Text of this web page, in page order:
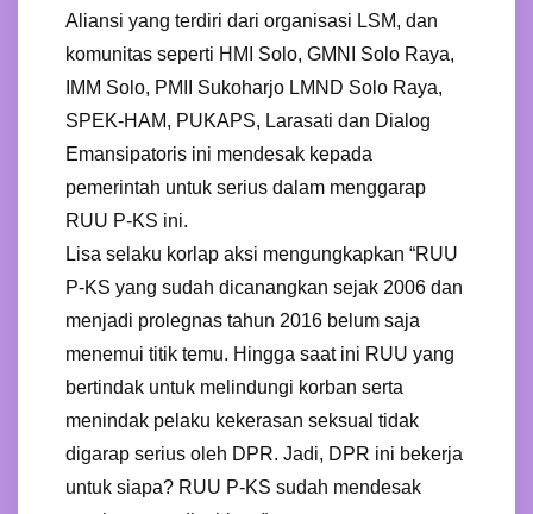
Aliansi yang terdiri dari organisasi LSM, dan
komunitas seperti HMI Solo, GMNI Solo Raya,
IMM Solo, PMII Sukoharjo LMND Solo Raya,
SPEK-HAM, PUKAPS, Larasati dan Dialog
Emansipatoris ini mendesak kepada
pemerintah untuk serius dalam menggarap
RUU P-KS ini.
Lisa selaku korlap aksi mengungkapkan “RUU
P-KS yang sudah dicanangkan sejak 2006 dan
menjadi prolegnas tahun 2016 belum saja
menemui titik temu. Hingga saat ini RUU yang
bertindak untuk melindungi korban serta
menindak pelaku kekerasan seksual tidak
digarap serius oleh DPR. Jadi, DPR ini bekerja
untuk siapa? RUU P-KS sudah mendesak